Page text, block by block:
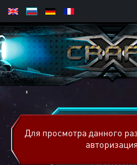
Для просмотра данного